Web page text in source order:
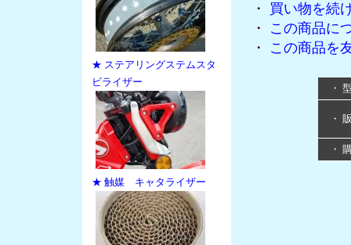
★ ステアリングステムスタ
ビライザー
★ 触媒 キャタライザー
・ 買い物を続
・ この商品に
・ この商品を
・
・
・